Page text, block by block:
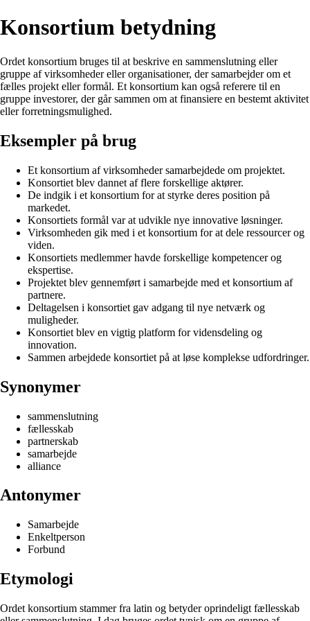
Konsortium betydning
Ordet konsortium bruges til at beskrive en sammenslutning eller
gruppe af virksomheder eller organisationer, der samarbejder om et
fælles projekt eller formål. Et konsortium kan også referere til en
gruppe investorer, der går sammen om at finansiere en bestemt aktivitet
eller forretningsmulighed.
Eksempler på brug
Et konsortium af virksomheder samarbejdede om projektet.
Konsortiet blev dannet af flere forskellige aktører.
De indgik i et konsortium for at styrke deres position på
markedet.
Konsortiets formål var at udvikle nye innovative løsninger.
Virksomheden gik med i et konsortium for at dele ressourcer og
viden.
Konsortiets medlemmer havde forskellige kompetencer og
ekspertise.
Projektet blev gennemført i samarbejde med et konsortium af
partnere.
Deltagelsen i konsortiet gav adgang til nye netværk og
muligheder.
Konsortiet blev en vigtig platform for vidensdeling og
innovation.
Sammen arbejdede konsortiet på at løse komplekse udfordringer.
Synonymer
sammenslutning
fællesskab
partnerskab
samarbejde
alliance
Antonymer
Samarbejde
Enkeltperson
Forbund
Etymologi
Ordet konsortium stammer fra latin og betyder oprindeligt fællesskab